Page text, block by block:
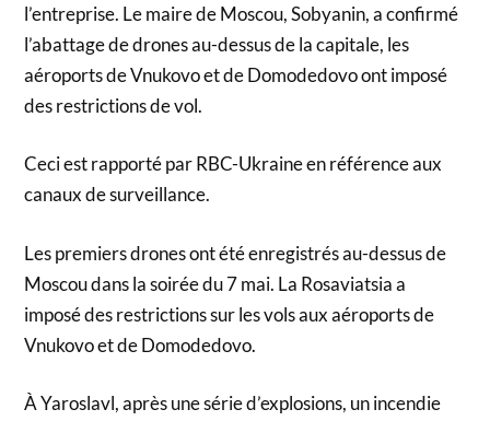
l’entreprise. Le maire de Moscou, Sobyanin, a confirmé
l’abattage de drones au-dessus de la capitale, les
aéroports de Vnukovo et de Domodedovo ont imposé
des restrictions de vol.
Ceci est rapporté par RBC-Ukraine en référence aux
canaux de surveillance.
Les premiers drones ont été enregistrés au-dessus de
Moscou dans la soirée du 7 mai. La Rosaviatsia a
imposé des restrictions sur les vols aux aéroports de
Vnukovo et de Domodedovo.
À Yaroslavl, après une série d’explosions, un incendie